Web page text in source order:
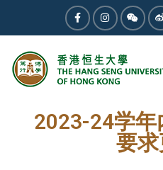
2023-05-09 News
2023-24学
要